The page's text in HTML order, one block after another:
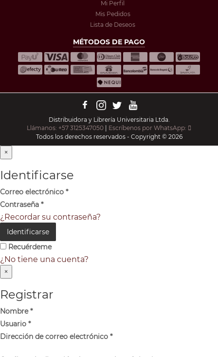
Mi Perfil
Mis Pedidos
Lista de Deseos
MÉTODOS DE PAGO
Distribuidora y Librería Universitaria Ltda.
Llámanos: +57 3125347050 | Escríbenos por WhatsApp:
Todos los derechos reservados - Copyright © 2026
×
Identificarse
Correo electrónico *
Contraseña *
¿Recordar su contraseña?
Identificarse
Recuérdeme
¿No tiene una cuenta?
×
Registrar
Nombre*
Usuario *
Dirección de correo electrónico *